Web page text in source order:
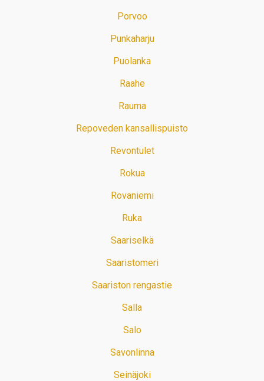
Porvoo
Punkaharju
Puolanka
Raahe
Rauma
Repoveden kansallispuisto
Revontulet
Rokua
Rovaniemi
Ruka
Saariselkä
Saaristomeri
Saariston rengastie
Salla
Salo
Savonlinna
Seinäjoki